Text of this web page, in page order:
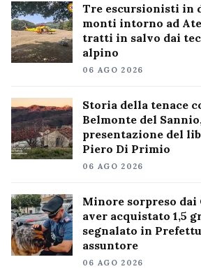
Tre escursionisti in
monti intorno ad
tratti in salvo dai
alpino
06 AGO 2026
Storia della tenace
Belmonte del
presentazione del
Piero Di Primio
06 AGO 2026
Minore sorpreso dai
aver acquistato 1,5
segnalato in
assuntore
06 AGO 2026